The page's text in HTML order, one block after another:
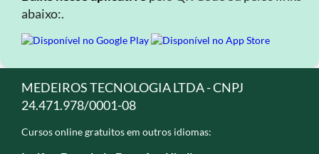
abaixo:.
MEDEIROS TECNOLOGIA LTDA - CNPJ
24.471.978/0001-08
Cursos online gratuitos em outros idiomas: